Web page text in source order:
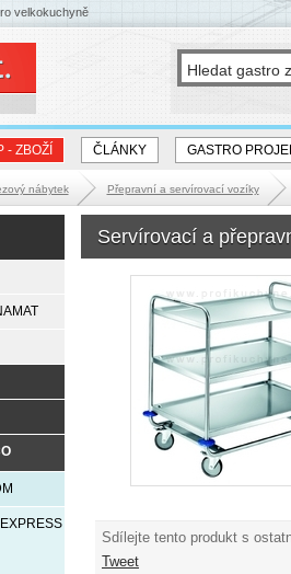
- ZBOŽÍ ČLÁNKY GASTRO
nábytek Přepravní a servírovací vozíky
Servírovací a
Sdílejte tento produkt s
Tweet
velkokuchyně